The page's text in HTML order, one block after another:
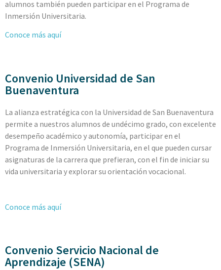
alumnos también pueden participar en el Programa de
Inmersión Universitaria.
Conoce más aquí
Convenio Universidad de San
Buenaventura
La alianza estratégica con la Universidad de San Buenaventura
permite a nuestros alumnos de undécimo grado, con excelente
desempeño académico y autonomía, participar en el
Programa de Inmersión Universitaria, en el que pueden cursar
asignaturas de la carrera que prefieran, con el fin de iniciar su
vida universitaria y explorar su orientación vocacional.
Conoce más aquí
Convenio Servicio Nacional de
Aprendizaje (SENA)